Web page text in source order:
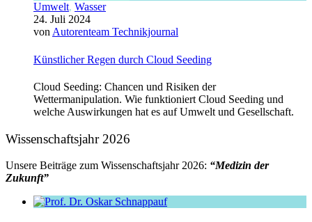
Umwelt, Wasser
24. Juli 2024
von Autorenteam Technikjournal
Künstlicher Regen durch Cloud Seeding
Cloud Seeding: Chancen und Risiken der
Wettermanipulation. Wie funktioniert Cloud Seeding und
welche Auswirkungen hat es auf Umwelt und Gesellschaft.
Wissenschaftsjahr 2026
Unsere Beiträge zum Wissenschaftsjahr 2026: “Medizin der
Zukunft”